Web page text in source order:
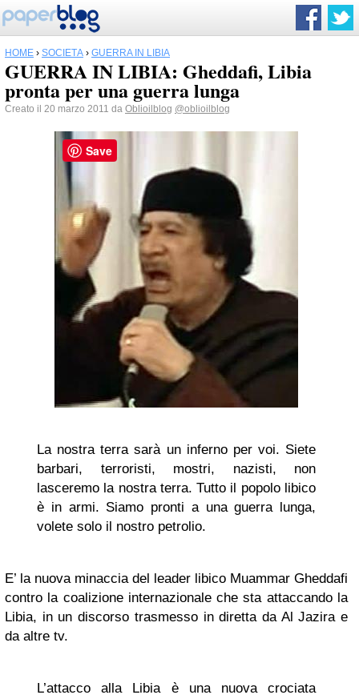
HOME › SOCIETÀ › GUERRA IN LIBIA
GUERRA IN LIBIA: Gheddafi, Libia
pronta per una guerra lunga
Creato il 20 marzo 2011 da Oblioilblog @oblioilblog
La nostra terra sarà un inferno per voi. Siete
barbari, terroristi, mostri, nazisti, non
lasceremo la nostra terra. Tutto il popolo libico
è in armi. Siamo pronti a una guerra lunga,
volete solo il nostro petrolio.
E’ la nuova minaccia del leader libico Muammar Gheddafi
contro la coalizione internazionale che sta attaccando la
Libia, in un discorso trasmesso in diretta da Al Jazira e
da altre tv.
L’attacco alla Libia è una nuova crociata
Save